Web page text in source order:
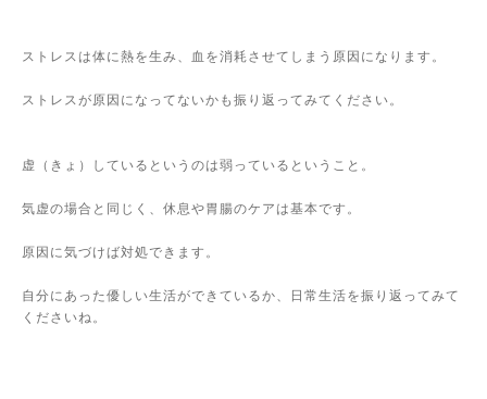
ストレスは体に熱を生み、血を消耗させてしまう原因になります。
ストレスが原因になってないかも振り返ってみてください。
虚（きょ）しているというのは弱っているということ。
気虚の場合と同じく、休息や胃腸のケアは基本です。
原因に気づけば対処できます。
自分にあった優しい生活ができているか、日常生活を振り返ってみて
くださいね。